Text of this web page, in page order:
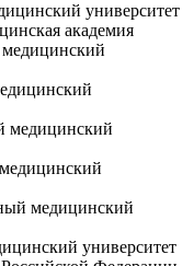
университет
академия
медицинский
медицинский
медицинский
университет